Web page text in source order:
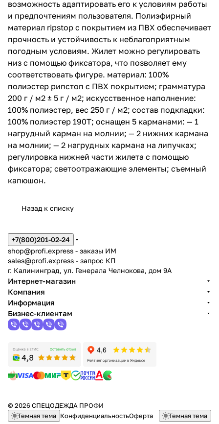
возможность адаптировать его к условиям работы
и предпочтениям пользователя. Полиэфирный
материал ripstop с покрытием из ПВХ обеспечивает
прочность и устойчивость к неблагоприятным
погодным условиям. Жилет можно регулировать
низ с помощью фиксатора, что позволяет ему
соответствовать фигуре. материал: 100%
полиэстер рипстоп с ПВХ покрытием; грамматура
200 г / м2 ± 5 г / м2; искусственное наполнение:
100% полиэстер, вес 250 г / м2; состав подкладки:
100% полиэстер 190T; оснащен 5 карманами: — 1
нагрудный карман на молнии; — 2 нижних кармана
на молнии; — 2 нагрудных кармана на липучках;
регулировка нижней части жилета с помощью
фиксатора; светоотражающие элементы; съемный
капюшон.
Назад к списку
+7(800)201-02-24
shop@profi.express - заказы ИМ
sales@profi.express - запрос КП
г. Калининград, ул. Генерала Челнокова, дом 9A
Интернет-магазин
Компания
Информация
Бизнес-клиентам
© 2026 СПЕЦОДЕЖДА ПРОФИ
Темная тема КонфиденциальностьОферта Темная тема